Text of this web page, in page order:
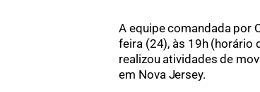
A equipe comandada por
feira (24), às 19h (horário
realizou atividades de
em Nova Jersey.